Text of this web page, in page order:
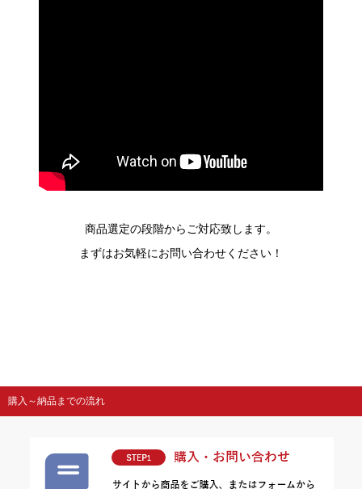
商品選定の段階からご対応致します。
まずはお気軽にお問い合わせください！
購入～納品までの流れ